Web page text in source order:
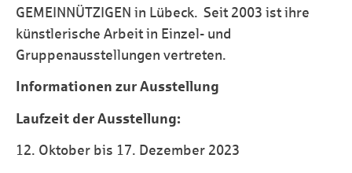
GEMEINNÜTZIGEN in Lübeck. Seit 2003 ist ihre
künstlerische Arbeit in Einzel- und
Gruppenausstellungen vertreten.
Informationen zur Ausstellung
Laufzeit der Ausstellung:
12. Oktober bis 17. Dezember 2023